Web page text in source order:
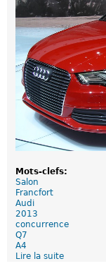
a
n
c
o
r
t
2
0
1
3
p
t
e
m
b
r
e
:
F
a
i
s
o
n
a
l
Mots-clefs:
Salon
Francfort
Audi
2013
concurrence
Q7
A4
Lire la suite